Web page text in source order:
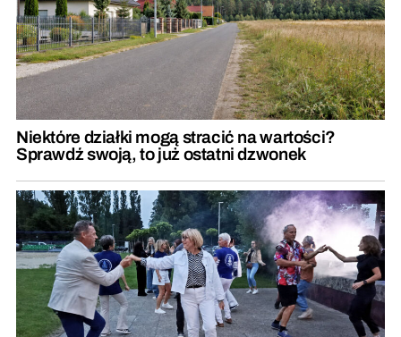
Niektóre działki mogą stracić na wartości?
Sprawdź swoją, to już ostatni dzwonek